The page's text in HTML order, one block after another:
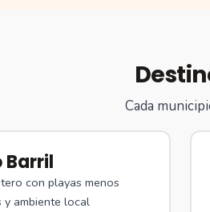
Cada
Barril
con playas menos
y ambiente local